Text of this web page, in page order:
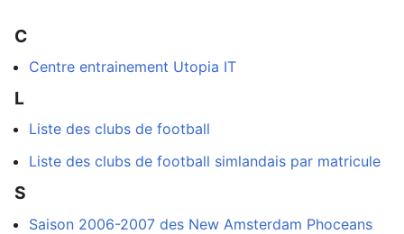
C
Centre entrainement Utopia IT
L
Liste des clubs de football
Liste des clubs de football simlandais par matricule
S
Saison 2006-2007 des New Amsterdam Phoceans